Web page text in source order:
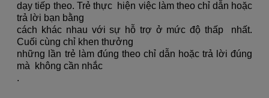
dạy tiếp theo. Trẻ thực hiện việc làm theo chỉ dẫn hoặc
trả lời bạn bằng
cách khác nhau với sự hỗ trợ ở mức độ thấp nhất.
Cuối cùng chỉ khen thưởng
những lần trẻ làm đúng theo chỉ dẫn hoặc trả lời đúng
mà không cần nhắc
.